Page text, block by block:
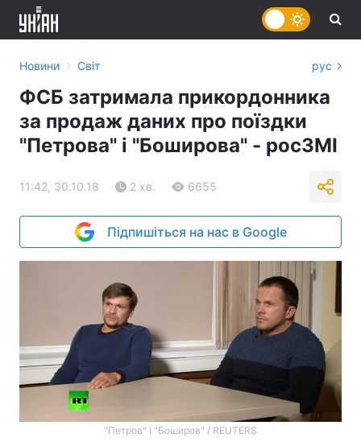
Новини › Світ рус
ФСБ затримала прикордонника
за продаж даних про поїздки
"Петрова" і "Боширова" - росЗМІ
11:42, 30.10.18 2 хв. 6655
Підпишіться на нас в Google
"Петров" і "Боширов" / REUTERS